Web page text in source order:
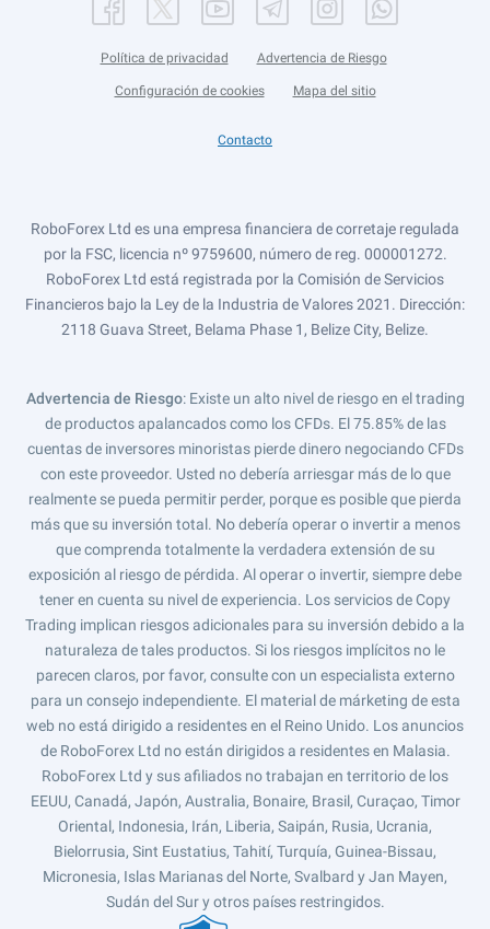
Política de privacidad Advertencia de Riesgo
Configuración de cookies Mapa del sitio
Contacto
RoboForex Ltd es una empresa financiera de corretaje regulada
por la FSC, licencia nº 9759600, número de reg. 000001272.
RoboForex Ltd está registrada por la Comisión de Servicios
Financieros bajo la Ley de la Industria de Valores 2021. Dirección:
2118 Guava Street, Belama Phase 1, Belize City, Belize.
Advertencia de Riesgo: Existe un alto nivel de riesgo en el trading
de productos apalancados como los CFDs. El 75.85% de las
cuentas de inversores minoristas pierde dinero negociando CFDs
con este proveedor. Usted no debería arriesgar más de lo que
realmente se pueda permitir perder, porque es posible que pierda
más que su inversión total. No debería operar o invertir a menos
que comprenda totalmente la verdadera extensión de su
exposición al riesgo de pérdida. Al operar o invertir, siempre debe
tener en cuenta su nivel de experiencia. Los servicios de Copy
Trading implican riesgos adicionales para su inversión debido a la
naturaleza de tales productos. Si los riesgos implícitos no le
parecen claros, por favor, consulte con un especialista externo
para un consejo independiente. El material de márketing de esta
web no está dirigido a residentes en el Reino Unido. Los anuncios
de RoboForex Ltd no están dirigidos a residentes en Malasia.
RoboForex Ltd y sus afiliados no trabajan en territorio de los
EEUU, Canadá, Japón, Australia, Bonaire, Brasil, Curaçao, Timor
Oriental, Indonesia, Irán, Liberia, Saipán, Rusia, Ucrania,
Bielorrusia, Sint Eustatius, Tahití, Turquía, Guinea-Bissau,
Micronesia, Islas Marianas del Norte, Svalbard y Jan Mayen,
Sudán del Sur y otros países restringidos.